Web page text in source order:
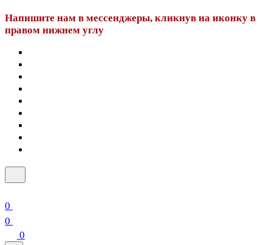
Напишите нам в мессенджеры, кликнув на иконку в
правом нижнем углу
0
0
0